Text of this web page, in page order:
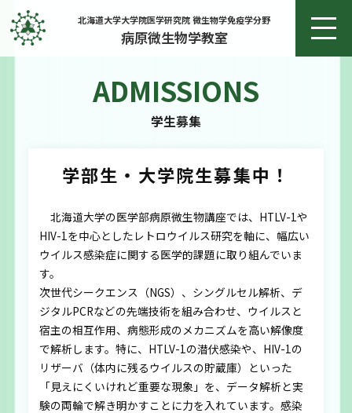
北海道大学大学院医学研究院 微生物学免疫学分野
病原微生物学教室
ADMISSIONS
学生募集
学部生・大学院生募集中！
北海道大学の医学部病原微生物講座では、HTLV-1や
HIV-1を中心としたレトロウイルス研究を軸に、幅広い
ウイルス感染症に関する医学的課題に取り組んでいま
す。
次世代シークエンス（NGS）、シングルセル解析、デ
ジタルPCRなどの先端技術を組み合わせ、ウイルスと
宿主の相互作用、病態形成のメカニズムを高い解像度
で解析します。特に、HTLV-1の潜伏感染や、HIV-1の
リザーバ（体内に残るウイルスの貯蔵庫）といった
「見えにくいけれど重要な現象」を、データ解析と実
験の両輪で解き明かすことに力を入れています。感染
教授あいさつ
研究実績
メンバー
大学院生募集
お問い合わせ